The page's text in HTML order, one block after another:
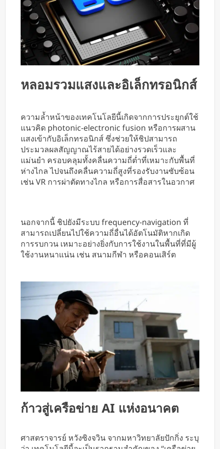
หลอมรวมแสงและอิเล็กทรอนิกส์
ความล้ำหน้าของเทคโนโลยีนี้เกิดจากการประยุกต์ใช้
แนวคิด photonic-electronic fusion หรือการผสาน
แสงเข้ากับอิเล็กทรอนิกส์ ซึ่งช่วยให้ชิปสามารถ
ประมวลผลสัญญาณไร้สายได้อย่างรวดเร็วและ
แม่นยำ ครอบคลุมทั้งคลื่นความถี่ต่ำที่เหมาะกับพื้นที่
ห่างไกล ไปจนถึงคลื่นความถี่สูงที่รองรับงานซับซ้อน
เช่น VR การผ่าตัดทางไกล หรือการสื่อสารในอวกาศ
นอกจากนี้ ชิปยังมีระบบ frequency-navigation ที่
สามารถเปลี่ยนไปใช้ความถี่อื่นได้อัตโนมัติหากเกิด
การรบกวน เหมาะอย่างยิ่งกับการใช้งานในพื้นที่ที่มีผู้
ใช้งานหนาแน่น เช่น สนามกีฬา หรือคอนเสิร์ต
ก้าวสู่เครือข่าย AI แห่งอนาคต
ศาสตราจารย์ หวังซิงจวิน จากมหาวิทยาลัยปักกิ่ง ระบุ